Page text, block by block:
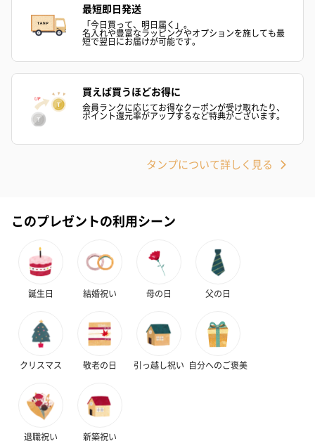
ハンドクリーム3本セッ
ト【ありがとう】
シャワージェル＆ハン
（2,145円）
シャワージェ
ドクリーム（
円）
リラックスグッズ
リラックスグッズを同梱してお届けします。
（ブルー）（748円）
最短即日発送
「今日買って、明日届く」。
名入れや豊富なラッピングやオプションを施しても最
短で翌日にお届けが可能です。
買えば買うほどお得に
会員ランクに応じてお得なクーポンが受け取れたり、
ポイント還元率がアップするなど特典がございます。
タンプについて詳しく見る
このプレゼントの利用シーン
誕生日 結婚祝い 母の日 父の日
クリスマス 敬老の日 引っ越し祝い 自分へのご褒美
退職祝い 新築祝い